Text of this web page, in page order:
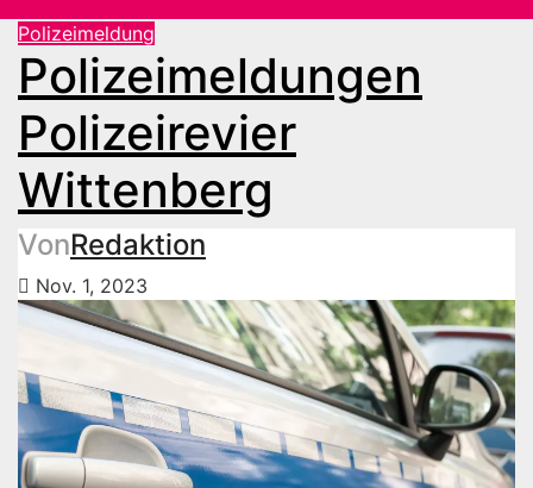
Polizeimeldung
Polizeimeldungen
Polizeirevier
Wittenberg
VonRedaktion
Nov. 1, 2023